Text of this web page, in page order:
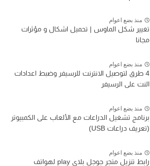
منذ بضع اعوام
تغيير شكل الماوس | تحميل اشكال و مؤثرات
مجانا
منذ بضع اعوام
4 طرق لتوصيل الانترنت للرسيفر وضبط اعدادات
النت على الرسيفر
منذ بضع اعوام
برنامج تشغيل الدراعات مع الألعاب على الكمبيوتر
(تعريف دراعات USB)
منذ بضع اعوام
رابط تنزيل متجر جوجل بلاي play لهواتف